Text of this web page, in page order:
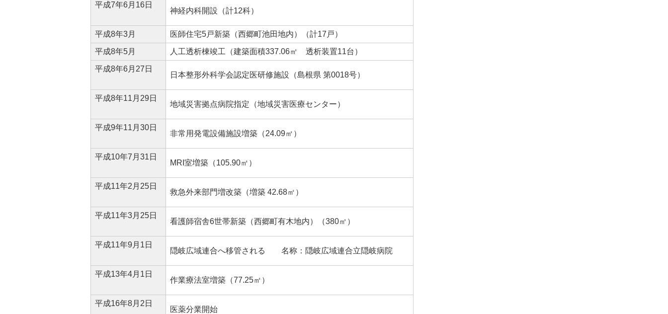
平成7年6月16日
神経内科開設（計12科）
平成8年3月 医師住宅5戸新築（西郷町池田地内）（計17戸）
平成8年5月 人工透析棟竣工（建築面積337.06㎡ 透析装置11台）
平成8年6月27日
日本整形外科学会認定医研修施設（島根県 第0018号）
平成8年11月29日
地域災害拠点病院指定（地域災害医療センター）
平成9年11月30日
非常用発電設備施設増築（24.09㎡）
平成10年7月31日
MRI室増築（105.90㎡）
平成11年2月25日
救急外来部門増改築（増築 42.68㎡）
平成11年3月25日
看護師宿舎6世帯新築（西郷町有木地内）（380㎡）
平成11年9月1日
隠岐広域連合へ移管される 名称：隠岐広域連合立隠岐病院
平成13年4月1日
作業療法室増築（77.25㎡）
平成16年8月2日
医薬分業開始